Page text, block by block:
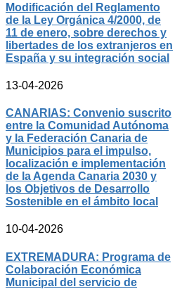
Modificación del Reglamento
de la Ley Orgánica 4/2000, de
11 de enero, sobre derechos y
libertades de los extranjeros en
España y su integración social
13-04-2026
CANARIAS: Convenio suscrito
entre la Comunidad Autónoma
y la Federación Canaria de
Municipios para el impulso,
localización e implementación
de la Agenda Canaria 2030 y
los Objetivos de Desarrollo
Sostenible en el ámbito local
10-04-2026
EXTREMADURA: Programa de
Colaboración Económica
Municipal del servicio de